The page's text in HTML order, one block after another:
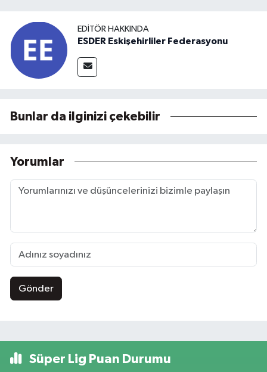
EDITÖR HAKKINDA
ESDER Eskişehirliler Federasyonu
Bunlar da ilginizi çekebilir
Yorumlar
Gönder
Süper Lig Puan Durumu